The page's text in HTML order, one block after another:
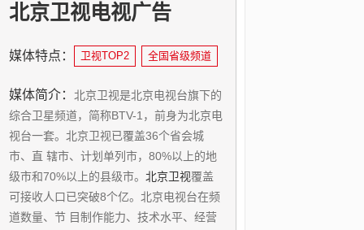
北京卫视电视广告
媒体特点： 卫视TOP2 全国省级频道
媒体简介： 北京卫视是北京电视台旗下的
综合卫星频道，简称BTV-1，前身为北京电
视台一套。北京卫视已覆盖36个省会城
市、直 辖市、计划单列市，80%以上的地
级市和70%以上的县级市。 北京卫视覆盖
可接收人口已突破8个亿。北京电视台在频
道数量、节 目制作能力、技术水平、经营
广州电台广告
媒体特点： 省级电台 折扣低
媒体简介： 广州人民广播电台拥有4个频
率（新闻资讯广播、金曲音乐广播、经济
交通广播、青少年广播），覆盖全广州及
珠三角 广大地区，收视（听）人口逾6000
万。以新闻时效快捷、舆论导向准确、综
艺节目极具岭南特色、电视剧充满时代气
息等风格 特点，为整个珠江三角洲地区人
丰巢快递柜广告
媒体特点： 全国 瞄准目标消费群
媒体简介： 丰巢拥有线上线下巨大的流量
池及强大的终端物流实力基础，丰巢快递
柜目前全国柜机量150,000台，全国合作
物业数量超27000个，覆盖城市102多个，
一线城市市场占有率超70%，全国日均快
件处理量1000多万，高价值用户近3亿，微
信公众号粉丝量6200多万。丰巢柜机位置
全国电梯电视广告
媒体特点： 全国 300次滚动播出/天
媒体简介： 40万个电梯智能屏，覆盖全国
40个核心城市，每天影响超过2亿人次主流
消费群，梯外主要采用32寸大屏，超强 视
觉冲击，收视时间是梯内屏幕的5倍以上，
梯内主要采用19/25寸大屏，视觉效果更
佳，每个品牌每天300次滚动播出。可根
据物业数据、搜索敷据、购买数据、社交
上海地铁拉手广告
媒体特点： 全车覆盖 超低折扣
媒体简介： 地铁拉手媒体目前覆盖300列
广告列车10，864个广告位，穿梭300个地
铁站点38个换乘站点，每天5,370,000人次
的广告接触，每天超过1,72,000人平均4次
接触，车内零距离的亲密接触，平均每次
40--50分钟的广告传达，每天18小时的广
告传达。每天，上海地铁客流量680万人
上海公交车身广告
媒体特点： 591条线路 1辆起投
媒体简介： 公交车是上海市民和外来人员
的主要出行交通工具，和百姓生活息息相
关，密不可分，备受市民喜爱和关注。公
交车体广告画面亮丽精致，图文并茂。它
集流动性、观赏性为一体，具有受众量
大、到达率和暴露频次高、广告时间长、
单车 覆盖面广、地域针对性强、视觉冲击
出租车后窗投屏广告
媒体特点： 流动传播 震撼冲击力
媒体简介： 出租车投屏是以车投设备和
TBA系统解决方案为基础的广告投放形
式。出租车投屏是以后车窗为载体，将广
告画 面投影到运营车辆的后车窗上，当车
辆行驶在马路上时，便可将信息传达给路
人，以实现广告传播的目的。出租车投屏
是以 云服务架构为管理基础，以云平台为
高铁电视广告
媒体特点： 覆盖面广 接触率高
媒体简介： 高铁电视广告资源由广铁集团
126组高铁列车组成，日客流55万人次，拥
有3988块电视屏幕，月度播放频次在85 万
次；直接覆盖华南、华东、华中、华北、
西北、东南沿海等经济发达区，北京、上
海、广州、深圳、厦门、福州、温州、 宁
波、杭州、长沙、桂林、武汉、石家庄、
映前广告
媒体特点： 卓越视听感官体验 全国
媒体简介： 映前广告具有时段强势曝光、
封闭环境、高到达率、记忆深刻、 强势曝
光的特点。映前广告的画面优势是显而 易
见的，五星级环境超大银幕，尺寸是电视
的几十倍，拥有3倍广告到达率，清晰逼真
的环绕音响的震撼视听更能凸显品牌的 品
质。在电影院这种黑暗封闭的空间，超大
全国健身房广告
媒体特点： 深度合作 广告形式多
媒体简介： 健身会所广告信息接收度高,
健身会所的特质决定了其媒体环境的特殊
性，在这里，能够实现与受众的近距离沟
通，30min有氧运动能让人身心愉悦，广告
信息接收度高。高频次长时间：健身会员
每人平均健身12-16次/月，每次1.5h-
2.5h。 每次平均选择1-2个项目，每个项目